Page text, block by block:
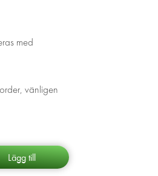
med
vänligen